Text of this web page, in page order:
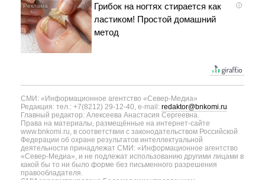
i
Грибок на ногтях стирается как
ластиком! Простой домашний
метод
СМИ: «Информационное агентство «Север-Медиа»
Редакция: тел.: +7(8212) 29-12-40, e-mail: redaktor@bnkomi.ru
Главный редактор: Алексеева Анастасия Сергеевна.
Права на материалы, размещённые на интернет-сайте
www.bnkomi.ru, в соответствии с законодательством Российской
Федерации об охране результатов интеллектуальной
деятельности принадлежат СМИ: «Информационное агентство
«Север-Медиа», и не подлежат использованию другими лицами в
какой бы то ни было форме без письменного разрешения
правообладателя.